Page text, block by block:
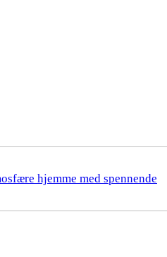
hjemme med spennende